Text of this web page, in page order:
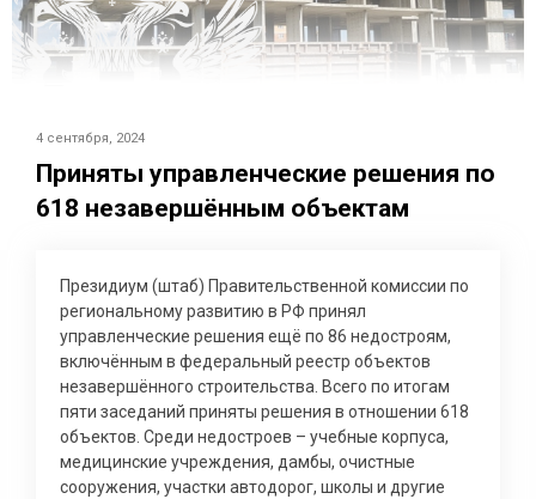
4 сентября, 2024
Приняты управленческие решения по
618 незавершённым объектам
Президиум (штаб) Правительственной комиссии по
региональному развитию в РФ принял
управленческие решения ещё по 86 недостроям,
включённым в федеральный реестр объектов
незавершённого строительства. Всего по итогам
пяти заседаний приняты решения в отношении 618
объектов. Среди недостроев – учебные корпуса,
медицинские учреждения, дамбы, очистные
сооружения, участки автодорог, школы и другие